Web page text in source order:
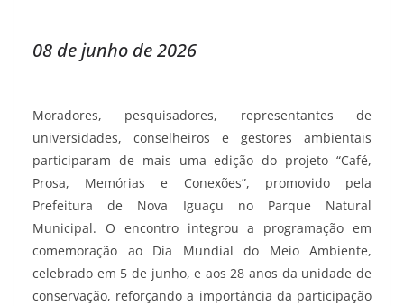
08 de junho de 2026
Moradores, pesquisadores, representantes de
universidades, conselheiros e gestores ambientais
participaram de mais uma edição do projeto “Café,
Prosa, Memórias e Conexões”, promovido pela
Prefeitura de Nova Iguaçu no Parque Natural
Municipal. O encontro integrou a programação em
comemoração ao Dia Mundial do Meio Ambiente,
celebrado em 5 de junho, e aos 28 anos da unidade de
conservação, reforçando a importância da participação